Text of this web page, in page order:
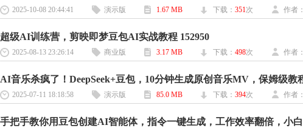
2025-10-08 20:44:41 演示版 1.67 MB 下载： 351次 作者：
超级AI训练营，剪映即梦豆包AI实战教程 152950
2025-08-13 23:26:14 商业版 3.17 MB 下载： 498次 作者：
2025-07-11 18:18:58 演示版 85.0 MB 下载： 394次 作者：